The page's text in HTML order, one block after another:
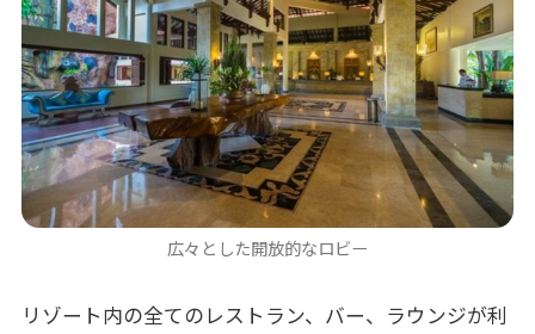
広々とした開放的なロビー
リゾート内の全てのレストラン、バー、ラウンジが利